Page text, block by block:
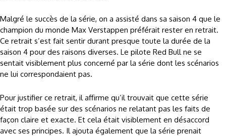
Malgré le succès de la série, on a assisté dans sa saison 4 que le
champion du monde Max Verstappen préférait rester en retrait.
Ce retrait s’est fait sentir durant presque toute la durée de la
saison 4 pour des raisons diverses. Le pilote Red Bull ne se
sentait visiblement plus concerné par la série dont les scénarios
ne lui correspondaient pas.
Pour justifier ce retrait, il affirme qu’il trouvait que cette série
était trop basée sur des scénarios ne relatant pas les faits de
façon claire et exacte. Et cela était visiblement en désaccord
avec ses principes. Il ajouta également que la série prenait